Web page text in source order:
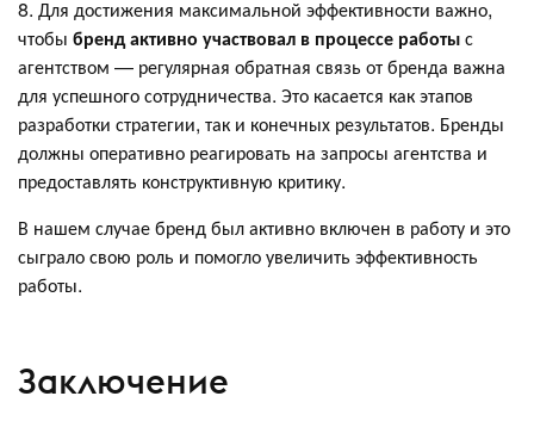
8. Для достижения максимальной эффективности важно,
чтобы бренд активно участвовал в процессе работыс
агентством — регулярная обратная связь от бренда важна
для успешного сотрудничества. Это касается как этапов
разработки стратегии, так и конечных результатов. Бренды
должны оперативно реагировать на запросы агентства и
предоставлять конструктивную критику.
В нашем случае бренд был активно включен в работу и это
сыграло свою роль и помогло увеличить эффективность
работы.
Заключение